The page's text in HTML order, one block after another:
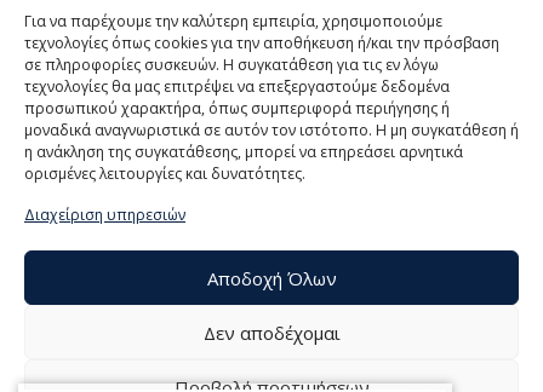
Για να παρέχουμε την καλύτερη εμπειρία, χρησιμοποιούμε
τεχνολογίες όπως cookies για την αποθήκευση ή/και την πρόσβαση
σε πληροφορίες συσκευών. Η συγκατάθεση για τις εν λόγω
τεχνολογίες θα μας επιτρέψει να επεξεργαστούμε δεδομένα
προσωπικού χαρακτήρα, όπως συμπεριφορά περιήγησης ή
μοναδικά αναγνωριστικά σε αυτόν τον ιστότοπο. Η μη συγκατάθεση ή
η ανάκληση της συγκατάθεσης, μπορεί να επηρεάσει αρνητικά
ορισμένες λειτουργίες και δυνατότητες.
Διαχείριση υπηρεσιών
Αποδοχή Όλων
Δεν αποδέχομαι
Προβολή προτιμήσεων
Γυψοσοβάς Μηχανής Έτοιμος
γυψοσοβάς μιας στρώσης
Απόχρωση: Λευκό
Συσκευασία: σακί 30kg
Κατανάλωση: 8 kg/m²/cm
© 2021 ΤΟΥΜΠΕΛΗΣ Α.Ε., All Rights Reserved | Powered by